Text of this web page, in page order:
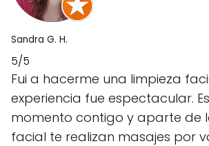
Sandra G. H.
5/5
Fui a hacerme una limpieza
experiencia fue espectacular.
momento contigo y aparte de
facial te realizan masajes por